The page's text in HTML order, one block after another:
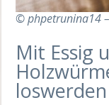
© phpetrunina14
Mit Essig
loswerden